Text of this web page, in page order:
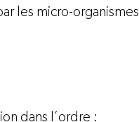
les micro-organismes
dans l’ordre :